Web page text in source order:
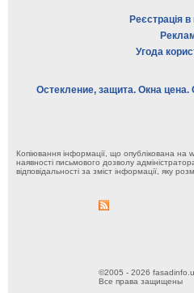
Реєстрація в
Угода
Остекление, защита. Окна
Копіювання інформації, що опублікована
наявності письмового дозволу
відповідальності за зміст інформації, яку
©2005 - 2026
Все права защищены